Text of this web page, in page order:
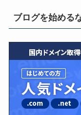
ブログを始める